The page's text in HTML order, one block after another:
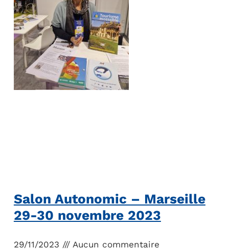
Salon Autonomic – Marseille
29-30 novembre 2023
29/11/2023 Aucun commentaire